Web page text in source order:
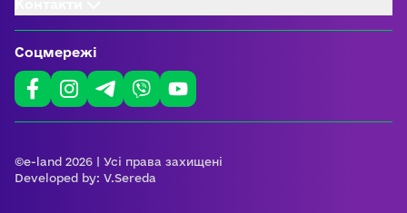
Соцмережі
©e-land 2026 | Усі права захищені
Developed by: V.Sereda